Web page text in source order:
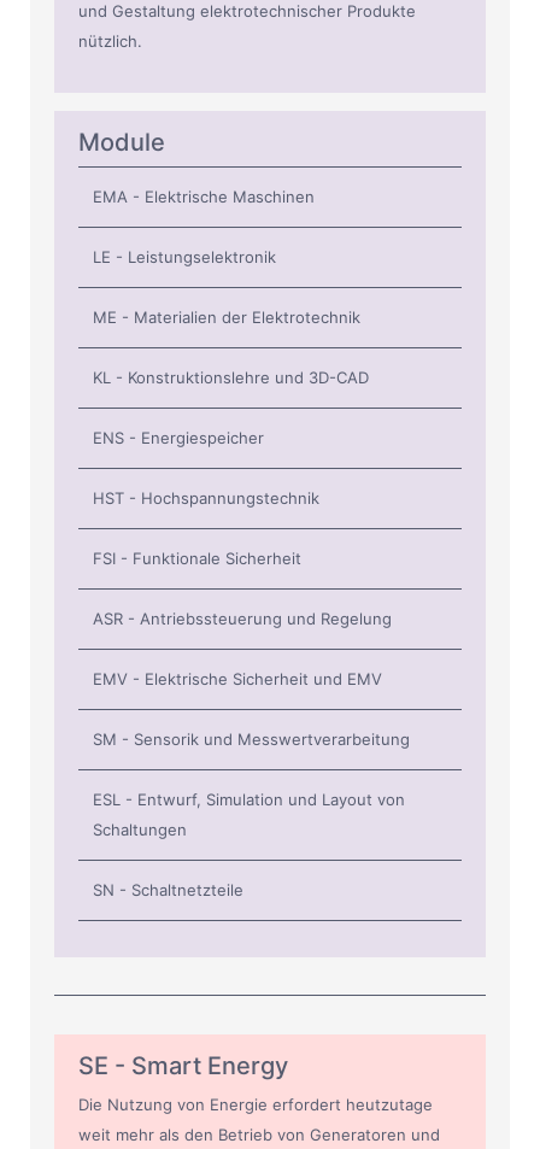
und Gestaltung elektrotechnischer Produkte
nützlich.
Module
EMA - Elektrische Maschinen
LE - Leistungselektronik
ME - Materialien der Elektrotechnik
KL - Konstruktionslehre und 3D-CAD
ENS - Energiespeicher
HST - Hochspannungstechnik
FSI - Funktionale Sicherheit
ASR - Antriebssteuerung und Regelung
EMV - Elektrische Sicherheit und EMV
SM - Sensorik und Messwertverarbeitung
ESL - Entwurf, Simulation und Layout von
Schaltungen
SN - Schaltnetzteile
SE - Smart Energy
Die Nutzung von Energie erfordert heutzutage
weit mehr als den Betrieb von Generatoren und